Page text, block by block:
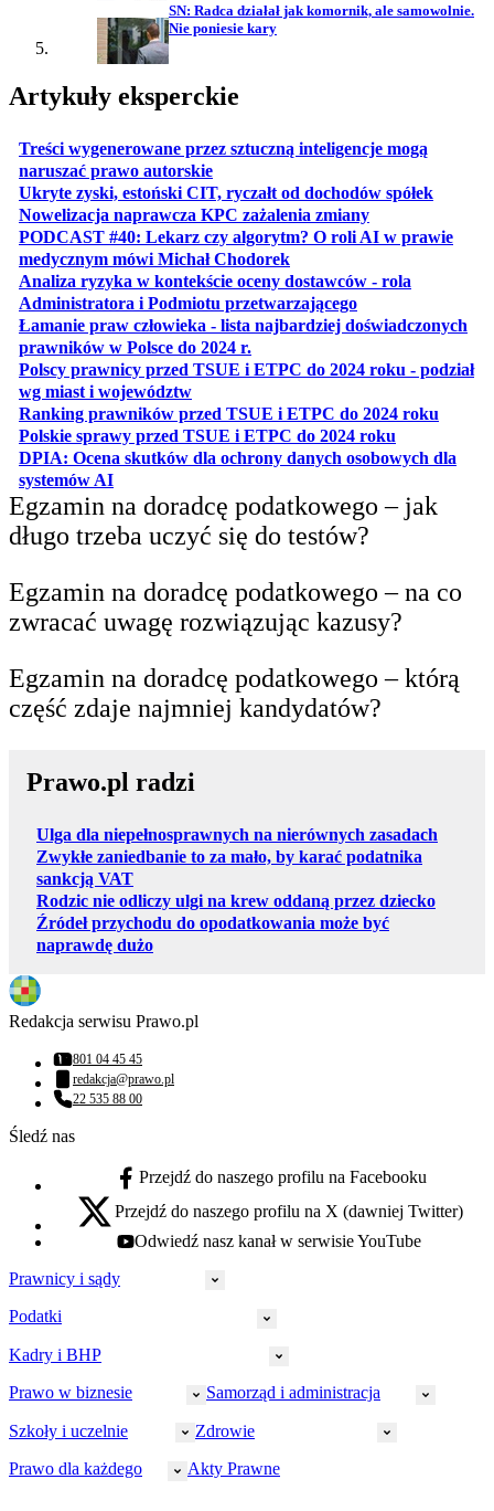
SN: Radca działał jak komornik, ale samowolnie.
Nie poniesie kary
Artykuły eksperckie
Treści wygenerowane przez sztuczną inteligencje mogą
naruszać prawo autorskieotwiera się w nowej karcie
Ukryte zyski, estoński CIT, ryczałt od dochodów spółekotwiera
Nowelizacja naprawcza KPC zażalenia zmianyotwiera się w
PODCAST #40: Lekarz czy algorytm? O roli AI w prawie
medycznym mówi Michał Chodorekotwiera się w nowej karcie
Analiza ryzyka w kontekście oceny dostawców - rola
Administratora i Podmiotu przetwarzającegootwiera się w
Łamanie praw człowieka - lista najbardziej doświadczonych
prawników w Polsce do 2024 r.
Polscy prawnicy przed TSUE i ETPC do 2024 roku - podział
wg miast i województwotwiera się w nowej karcie
Ranking prawników przed TSUE i ETPC do 2024 roku
Polskie sprawy przed TSUE i ETPC do 2024 roku
DPIA: Ocena skutków dla ochrony danych osobowych dla
systemów AIotwiera się w nowej karcie
Egzamin na doradcę podatkowego – jak
długo trzeba uczyć się do testów?
Egzamin na doradcę podatkowego – na co
zwracać uwagę rozwiązując kazusy?
Egzamin na doradcę podatkowego – którą
część zdaje najmniej kandydatów?
Prawo.pl radzi
Ulga dla niepełnosprawnych na nierównych zasadach
Zwykłe zaniedbanie to za mało, by karać podatnika
sankcją VAT
Rodzic nie odliczy ulgi na krew oddaną przez dziecko
Źródeł przychodu do opodatkowania może być
naprawdę dużo
Redakcja serwisu Prawo.pl
Numer telefonu:
801 04 45 45
Adres email:
redakcja@prawo.pl
Numer telefonu:
22 535 88 00
Śledź nas
facebook - otwiera się w nowej karcie
Przejdź do naszego profilu na Facebooku
x - otwiera się w nowej karcie
Przejdź do naszego profilu na X (dawniej Twitter)
youtube - otwiera się w nowej karcie
Odwiedź nasz kanał w serwisie YouTube
Prawnicy i sądy
Prawnicy
Policja
Strefa aplikanta
Sędziowie
Podatki
CIT
Akcyza
Rachunkowość
Kadry i BHP
HR
Ubezpieczenia społeczne
Prawo w biznesie
Małe i średnie firmy
Samorząd i administracja
Bezpieczeństwo publiczne
Szkoły i uczelnie Zdrowie
Prawo dla każdego Akty Prawne